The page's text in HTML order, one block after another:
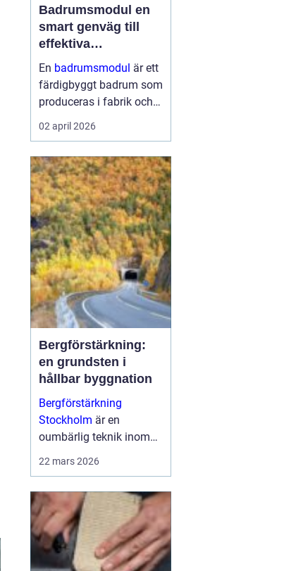
Badrumsmodul en
smart genväg till
effektiva
byggprojekt
En badrumsmodul är ett
färdigbyggt badrum som
produceras i fabrik och
levereras som en
komplett enhet till
Modulen lyfts på plats,
kopplas in mot husets
vatten, avlopp och el ...
02 april 2026
Bergförstärkning:
en grundsten i
hållbar byggnation
Bergförstärkning
Stockholm är en
oumbärlig teknik inom
22 mars 2026